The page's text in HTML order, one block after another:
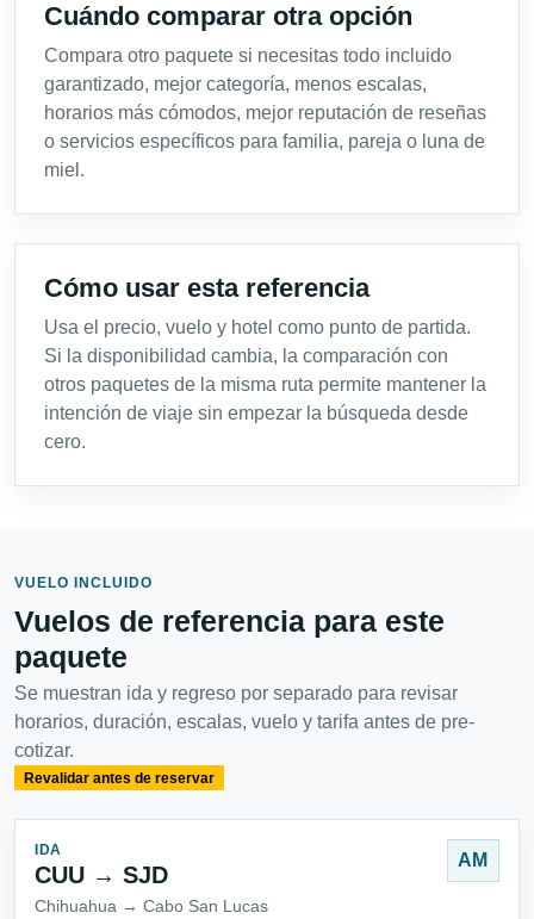
Cuándo comparar otra opción
Compara otro paquete si necesitas todo incluido
garantizado, mejor categoría, menos escalas,
horarios más cómodos, mejor reputación de reseñas
o servicios específicos para familia, pareja o luna de
miel.
Cómo usar esta referencia
Usa el precio, vuelo y hotel como punto de partida.
Si la disponibilidad cambia, la comparación con
otros paquetes de la misma ruta permite mantener la
intención de viaje sin empezar la búsqueda desde
cero.
VUELO INCLUIDO
Vuelos de referencia para este
paquete
Se muestran ida y regreso por separado para revisar
horarios, duración, escalas, vuelo y tarifa antes de pre-
cotizar.
Revalidar antes de reservar
IDA
CUU → SJD
Chihuahua → Cabo San Lucas
AM